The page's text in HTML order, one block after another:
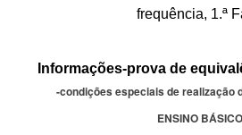
Matrículas
frequência, 1.ª
Informações-prova de
-condições especiais de realização
ENSINO BÁSICO